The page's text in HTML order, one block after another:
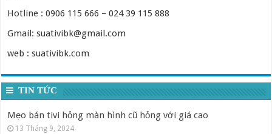
Hotline : 0906 115 666 – 024 39 115 888
Gmail: suativibk@gmail.com
web : suativibk.com
TIN TỨC
Mẹo bán tivi hỏng màn hình cũ hỏng với giá cao
13 Tháng 9, 2024